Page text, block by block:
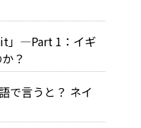
」―Part 1：イギ
？
で言うと？ ネイ